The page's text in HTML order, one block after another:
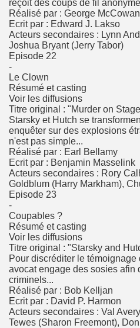
reçoit des coups de fil
Réalisé par : George McCowan
Ecrit par : Edward J. Lakso
Acteurs secondaires : Lynn
Joshua Bryant (Jerry Tabor)
Episode 22
-
Le Clown
Résumé et casting
Voir les diffusions
Titre original : "Murder on
Starsky et Hutch se
enquêter sur des explosions
n'est pas simple...
Réalisé par : Earl Bellamy
Ecrit par : Benjamin Masselink
Acteurs secondaires : Rory
Goldblum (Harry Markham),
Episode 23
-
Coupables ?
Résumé et casting
Voir les diffusions
Titre original : "Starsky and
Pour discréditer le témoignage
avocat engage des sosies afin
criminels...
Réalisé par : Bob Kelljan
Ecrit par : David P. Harmon
Acteurs secondaires : Val
Tewes (Sharon Freemont),